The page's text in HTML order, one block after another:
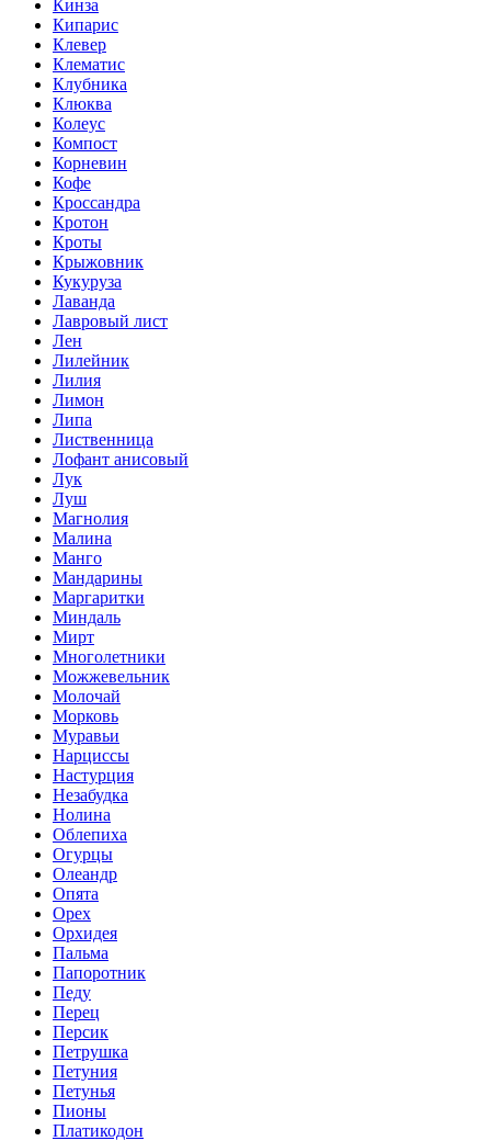
Кинза
Кипарис
Клевер
Клематис
Клубника
Клюква
Колеус
Компост
Корневин
Кофе
Кроссандра
Кротон
Кроты
Крыжовник
Кукуруза
Лаванда
Лавровый лист
Лен
Лилейник
Лилия
Лимон
Липа
Лиственница
Лофант анисовый
Лук
Луш
Магнолия
Малина
Манго
Мандарины
Маргаритки
Миндаль
Мирт
Многолетники
Можжевельник
Молочай
Морковь
Муравьи
Нарциссы
Настурция
Незабудка
Нолина
Облепиха
Огурцы
Олеандр
Опята
Орех
Орхидея
Пальма
Папоротник
Педу
Перец
Персик
Петрушка
Петуния
Петунья
Пионы
Платикодон